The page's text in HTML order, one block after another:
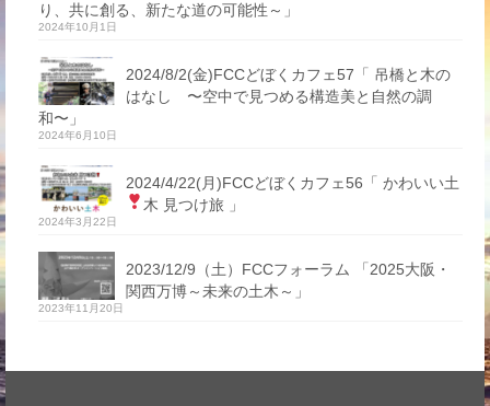
り、共に創る、新たな道の可能性～」
2024年10月1日
2024/8/2(金)FCCどぼくカフェ57「 吊橋と木の
はなし 〜空中で見つめる構造美と自然の調
和〜」
2024年6月10日
2024/4/22(月)FCCどぼくカフェ56「 かわいい土
木 見つけ旅
」
2024年3月22日
2023/12/9（土）FCCフォーラム 「2025大阪・
関西万博～未来の土木～」
2023年11月20日